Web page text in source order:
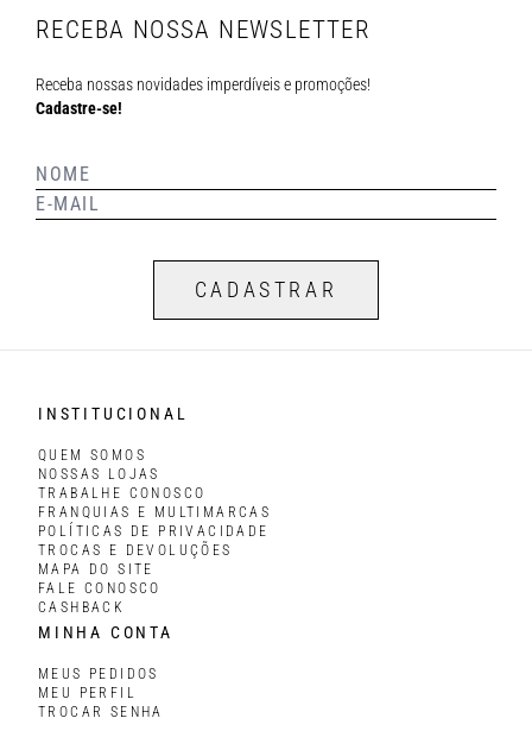
RECEBA NOSSA NEWSLETTER
Receba nossas novidades imperdíveis e promoções!
Cadastre-se!
CADASTRAR
INSTITUCIONAL
QUEM SOMOS
NOSSAS LOJAS
TRABALHE CONOSCO
FRANQUIAS E MULTIMARCAS
POLÍTICAS DE PRIVACIDADE
TROCAS E DEVOLUÇÕES
MAPA DO SITE
FALE CONOSCO
CASHBACK
MINHA CONTA
MEUS PEDIDOS
MEU PERFIL
TROCAR SENHA